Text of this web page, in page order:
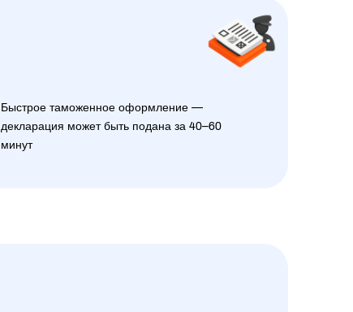
Быстрое таможенное оформление —
декларация может быть подана за 40–60
минут